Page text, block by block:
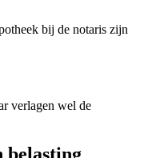
bij de notaris zijn
verlagen wel de